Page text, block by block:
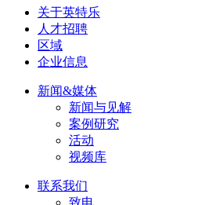
关于英特乐
人才招聘
区域
企业信息
新闻&媒体
新闻与见解
案例研究
活动
视频库
联系我们
致电